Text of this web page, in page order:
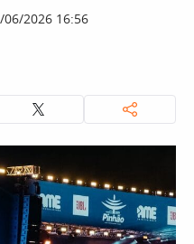
2026 16:56